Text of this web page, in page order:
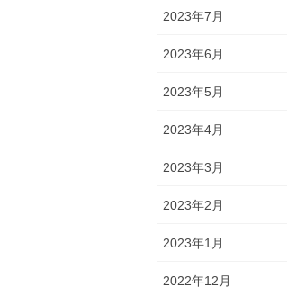
2023年7月
2023年6月
2023年5月
2023年4月
2023年3月
2023年2月
2023年1月
2022年12月